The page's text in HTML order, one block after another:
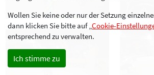
Wollen Sie keine oder nur der Setzung
dann klicken Sie bitte auf „Cookie-
entsprechend zu verwalten.
Ich stimme zu